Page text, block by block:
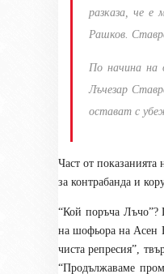
разказа, че е
Рашков.
По начина на
Лъчезар
остават с
Част от
за контрабанда и
“Кой поръча Лъчо”?
на шофьора на Асен
чиста репресия”,
“Продължаваме